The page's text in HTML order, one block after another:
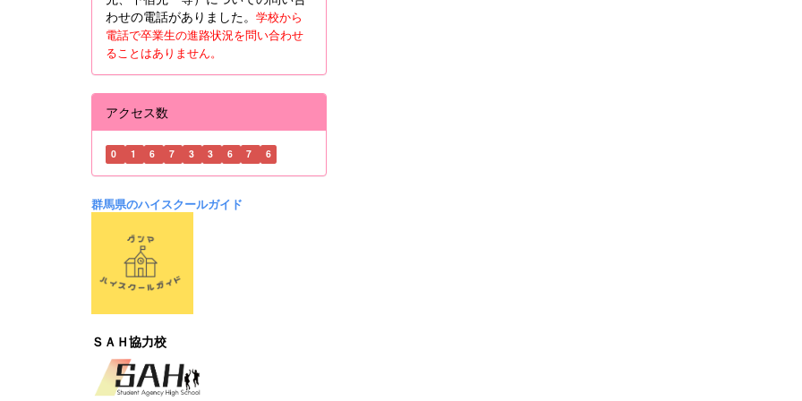
わせの電話がありました。 学校から
電話で卒業生の進路状況を問い合わせ
ることはありません。
アクセス数
0 1 6 7 3 3 6 7 6
群馬県のハイスクールガイド
ＳＡＨ協力校